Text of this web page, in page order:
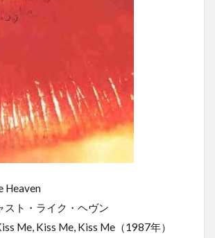
Heaven
スト・ライク・ヘヴン
Me, Kiss Me, Kiss Me（1987年）